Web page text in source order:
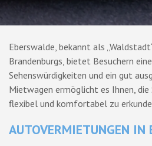
Eberswalde, bekannt als
Brandenburgs, bietet Besuchern
Sehenswürdigkeiten und ein gut
Mietwagen ermöglicht es Ihnen,
flexibel und komfortabel zu
AUTOVERMIETUNGEN IN